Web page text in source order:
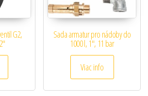
G2, Sada armatur pro nádoby do
1000 l, 1″, 11 bar
Viac info